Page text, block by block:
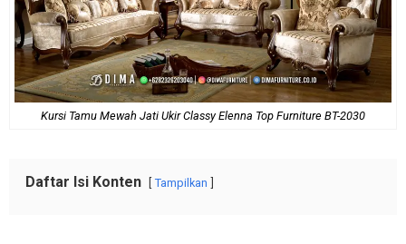
Kursi Tamu Mewah Jati Ukir Classy Elenna Top Furniture BT-2030
Daftar Isi Konten Tampilkan